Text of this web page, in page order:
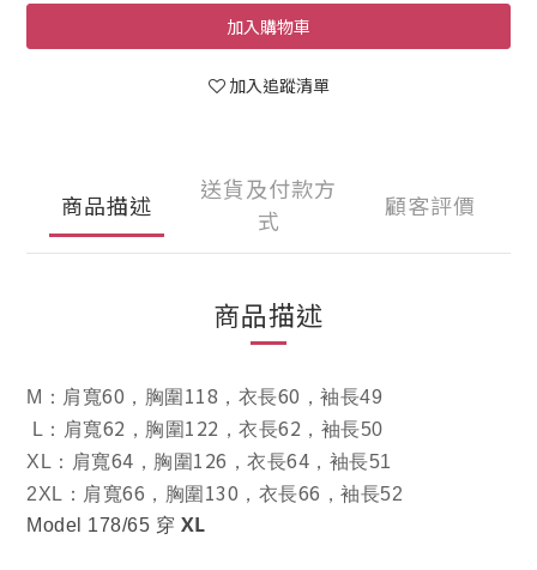
加入購物車
加入追蹤清單
商品描述
送貨及付款方
式
顧客評價
商品描述
M ：肩寬60 ，胸圍 118 ，衣長60 ，袖長49
L ：肩寬62 ，胸圍 122 ，衣長62 ，袖長50
XL ：肩寬64 ，胸圍 126 ，衣長64 ，袖長51
2XL ：肩寬66 ，胸圍 130 ，衣長66 ，袖長52
Model 178/65 穿 XL